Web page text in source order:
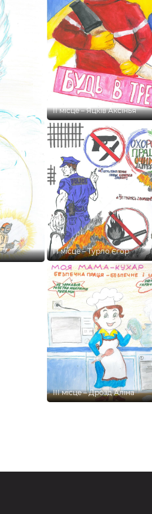
ІІ місце – Яцків Аксінья
П місце – Турло Єгор
ІІІ місце – Дрозд Аліна